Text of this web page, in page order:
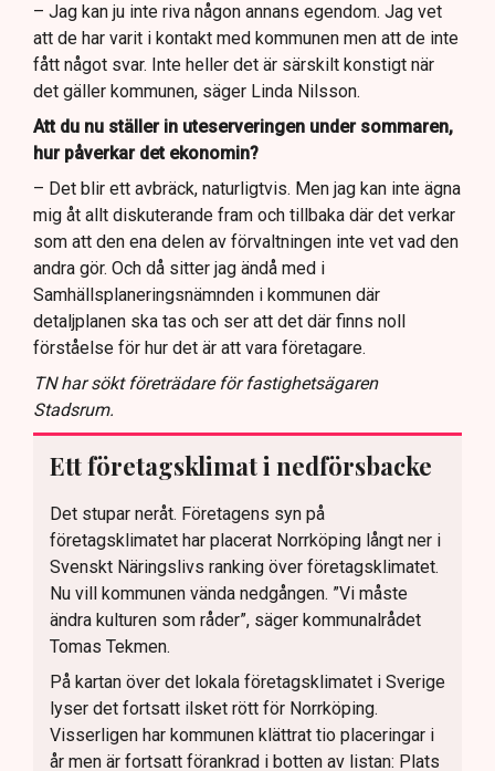
– Jag kan ju inte riva någon annans egendom. Jag vet
att de har varit i kontakt med kommunen men att de inte
fått något svar. Inte heller det är särskilt konstigt när
det gäller kommunen, säger Linda Nilsson.
Att du nu ställer in uteserveringen under sommaren,
hur påverkar det ekonomin?
– Det blir ett avbräck, naturligtvis. Men jag kan inte ägna
mig åt allt diskuterande fram och tillbaka där det verkar
som att den ena delen av förvaltningen inte vet vad den
andra gör. Och då sitter jag ändå med i
Samhällsplaneringsnämnden i kommunen där
detaljplanen ska tas och ser att det där finns noll
förståelse för hur det är att vara företagare.
TN har sökt företrädare för fastighetsägaren
Stadsrum.
Ett företagsklimat i nedförsbacke
Det stupar neråt. Företagens syn på
företagsklimatet har placerat Norrköping långt ner i
Svenskt Näringslivs ranking över företagsklimatet.
Nu vill kommunen vända nedgången. ”Vi måste
ändra kulturen som råder”, säger kommunalrådet
Tomas Tekmen.
På kartan över det lokala företagsklimatet i Sverige
lyser det fortsatt ilsket rött för Norrköping.
Visserligen har kommunen klättrat tio placeringar i
år men är fortsatt förankrad i botten av listan: Plats